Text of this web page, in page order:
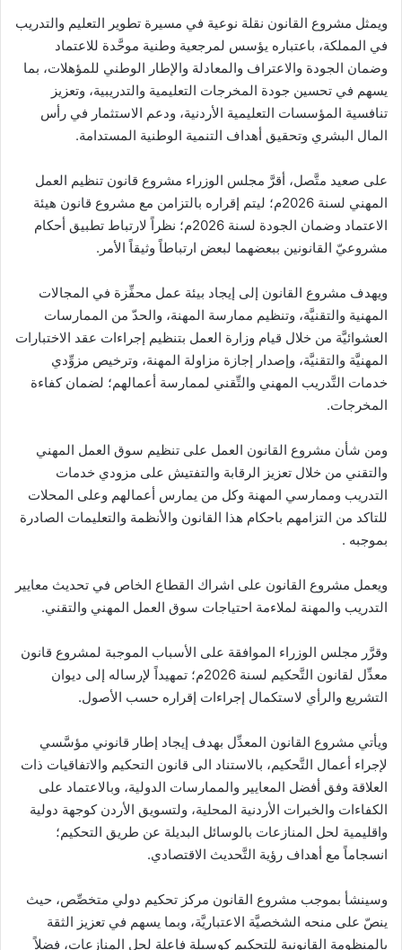
ويمثل مشروع القانون نقلة نوعية في مسيرة تطوير التعليم والتدريب
في المملكة، باعتباره يؤسس لمرجعية وطنية موحَّدة للاعتماد
وضمان الجودة والاعتراف والمعادلة والإطار الوطني للمؤهلات، بما
يسهم في تحسين جودة المخرجات التعليمية والتدريبية، وتعزيز
تنافسية المؤسسات التعليمية الأردنية، ودعم الاستثمار في رأس
المال البشري وتحقيق أهداف التنمية الوطنية المستدامة.
على صعيد متَّصل، أقرَّ مجلس الوزراء مشروع قانون تنظيم العمل
المهني لسنة 2026م؛ ليتم إقراره بالتزامن مع مشروع قانون هيئة
الاعتماد وضمان الجودة لسنة 2026م؛ نظراً لارتباط تطبيق أحكام
مشروعيّ القانونين ببعضهما لبعض ارتباطاً وثيقاً الأمر.
ويهدف مشروع القانون إلى إيجاد بيئة عمل محفِّزة في المجالات
المهنية والتقنيَّة، وتنظيم ممارسة المهنة، والحدّ من الممارسات
العشوائيَّة من خلال قيام وزارة العمل بتنظيم إجراءات عقد الاختبارات
المهنيَّة والتقنيَّة، وإصدار إجازة مزاولة المهنة، وترخيص مزوِّدي
خدمات التَّدريب المهني والتِّقني لممارسة أعمالهم؛ لضمان كفاءة
المخرجات.
ومن شأن مشروع القانون العمل على تنظيم سوق العمل المهني
والتقني من خلال تعزيز الرقابة والتفتيش على مزودي خدمات
التدريب وممارسي المهنة وكل من يمارس أعمالهم وعلى المحلات
للتاكد من التزامهم باحكام هذا القانون والأنظمة والتعليمات الصادرة
بموجبه .
ويعمل مشروع القانون على اشراك القطاع الخاص في تحديث معايير
التدريب والمهنة لملاءمة احتياجات سوق العمل المهني والتقني.
وقرَّر مجلس الوزراء الموافقة على الأسباب الموجبة لمشروع قانون
معدِّل لقانون التَّحكيم لسنة 2026م؛ تمهيداً لإرساله إلى ديوان
التشريع والرأي لاستكمال إجراءات إقراره حسب الأصول.
ويأتي مشروع القانون المعدِّل بهدف إيجاد إطار قانوني مؤسَّسي
لإجراء أعمال التَّحكيم، بالاستناد الى قانون التحكيم والاتفاقيات ذات
العلاقة وفق أفضل المعايير والممارسات الدولية، وبالاعتماد على
الكفاءات والخبرات الأردنية المحلية، ولتسويق الأردن كوجهة دولية
واقليمية لحل المنازعات بالوسائل البديلة عن طريق التحكيم؛
انسجاماً مع أهداف رؤية التَّحديث الاقتصادي.
وسينشأ بموجب مشروع القانون مركز تحكيم دولي متخصِّص، حيث
ينصّ على منحه الشخصيَّة الاعتباريَّة، وبما يسهم في تعزيز الثقة
بالمنظومة القانونية للتحكيم كوسيلة فاعلة لحل المنازعات، فضلاً